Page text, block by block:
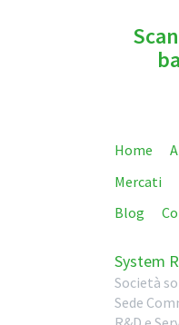
Home
Mercati
Blog
System
Società
Sede